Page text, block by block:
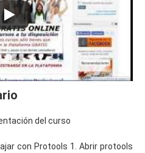
del curso
con Protools 1. Abrir protools